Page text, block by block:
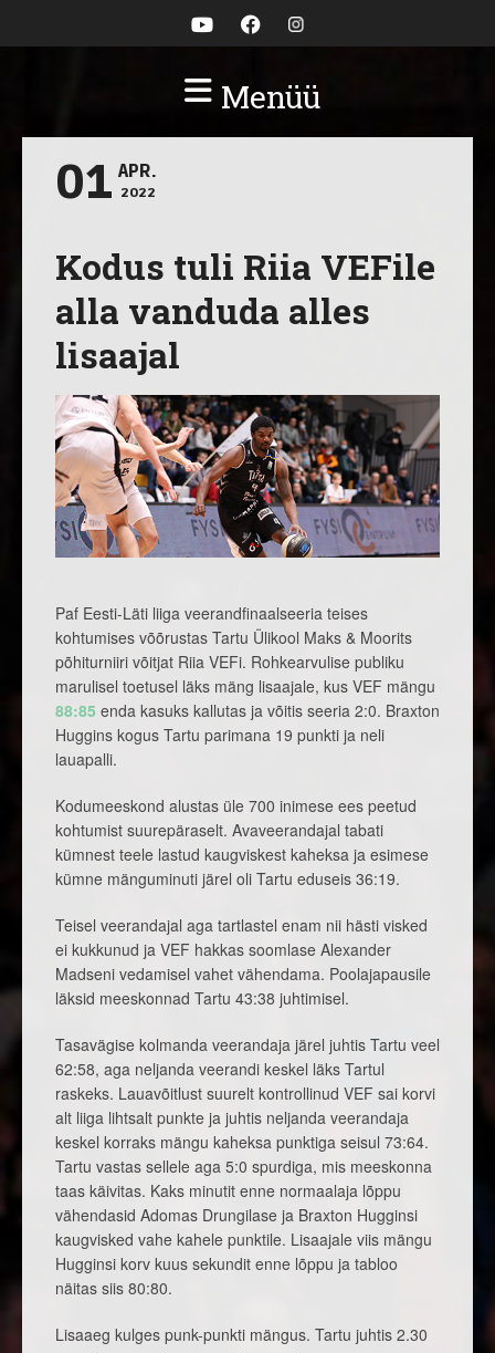
Menüü
01 APR.
2022
Kodus tuli Riia VEFile
alla vanduda alles
lisaajal
Paf Eesti-Läti liiga veerandfinaalseeria teises
kohtumises võõrustas Tartu Ülikool Maks & Moorits
põhiturniiri võitjat Riia VEFi. Rohkearvulise publiku
marulisel toetusel läks mäng lisaajale, kus VEF mängu
88:85 enda kasuks kallutas ja võitis seeria 2:0. Braxton
Huggins kogus Tartu parimana 19 punkti ja neli
lauapalli.
Kodumeeskond alustas üle 700 inimese ees peetud
kohtumist suurepäraselt. Avaveerandajal tabati
kümnest teele lastud kaugviskest kaheksa ja esimese
kümne mänguminuti järel oli Tartu eduseis 36:19.
Teisel veerandajal aga tartlastel enam nii hästi visked
ei kukkunud ja VEF hakkas soomlase Alexander
Madseni vedamisel vahet vähendama. Poolajapausile
läksid meeskonnad Tartu 43:38 juhtimisel.
Tasavägise kolmanda veerandaja järel juhtis Tartu veel
62:58, aga neljanda veerandi keskel läks Tartul
raskeks. Lauavõitlust suurelt kontrollinud VEF sai korvi
alt liiga lihtsalt punkte ja juhtis neljanda veerandaja
keskel korraks mängu kaheksa punktiga seisul 73:64.
Tartu vastas sellele aga 5:0 spurdiga, mis meeskonna
taas käivitas. Kaks minutit enne normaalaja lõppu
vähendasid Adomas Drungilase ja Braxton Hugginsi
kaugvisked vahe kahele punktile. Lisaajale viis mängu
Hugginsi korv kuus sekundit enne lõppu ja tabloo
näitas siis 80:80.
Lisaaeg kulges punk-punkti mängus. Tartu juhtis 2.30